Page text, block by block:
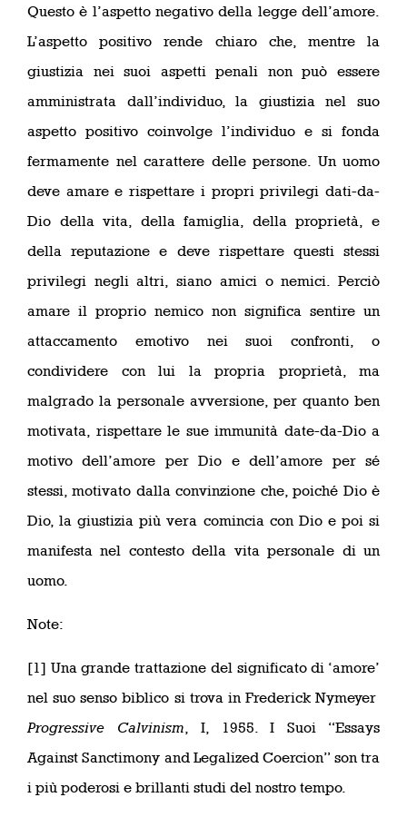
Questo è l’aspetto negativo della legge dell’amore.
L’aspetto positivo rende chiaro che, mentre la
giustizia nei suoi aspetti penali non può essere
amministrata dall’individuo, la giustizia nel suo
aspetto positivo coinvolge l’individuo e si fonda
fermamente nel carattere delle persone. Un uomo
deve amare e rispettare i propri privilegi dati-da-
Dio della vita, della famiglia, della proprietà, e
della reputazione e deve rispettare questi stessi
privilegi negli altri, siano amici o nemici. Perciò
amare il proprio nemico non significa sentire un
attaccamento emotivo nei suoi confronti, o
condividere con lui la propria proprietà, ma
malgrado la personale avversione, per quanto ben
motivata, rispettare le sue immunità date-da-Dio a
motivo dell’amore per Dio e dell’amore per sé
stessi, motivato dalla convinzione che, poiché Dio è
Dio, la giustizia più vera comincia con Dio e poi si
manifesta nel contesto della vita personale di un
uomo.
Note:
[1] Una grande trattazione del significato di ‘amore’
nel suo senso biblico si trova in Frederick Nymeyer
Progressive Calvinism, I, 1955. I Suoi “Essays
Against Sanctimony and Legalized Coercion” son tra
i più poderosi e brillanti studi del nostro tempo.